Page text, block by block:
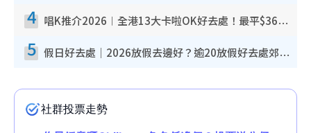
4 唱K推介2026︱全港13大卡啦OK好去處！最平$36起 日文K都有！(附地址+收費詳情)
5 假日好去處｜2026放假去邊好？逾20放假好去處郊外/秘景 休閒半日或一日遊